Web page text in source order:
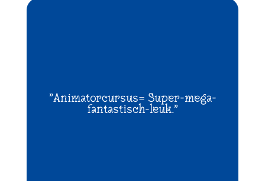
"Animatorcursus= Super-mega-
fantastisch-leuk."